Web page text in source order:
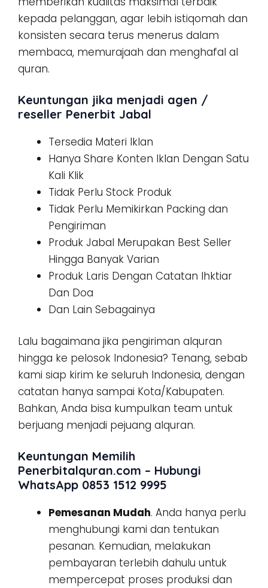
kepada pelanggan, agar lebih istiqomah dan
konsisten secara terus menerus dalam
membaca, memurajaah dan menghafal al
quran.
Keuntungan jika menjadi agen /
reseller Penerbit Jabal
Tersedia Materi Iklan
Hanya Share Konten Iklan Dengan Satu
Kali Klik
Tidak Perlu Stock Produk
Tidak Perlu Memikirkan Packing dan
Pengiriman
Produk Jabal Merupakan Best Seller
Hingga Banyak Varian
Produk Laris Dengan Catatan Ihktiar
Dan Doa
Dan Lain Sebagainya
Lalu bagaimana jika pengiriman alquran
hingga ke pelosok Indonesia? Tenang, sebab
kami siap kirim ke seluruh Indonesia, dengan
catatan hanya sampai Kota/Kabupaten.
Bahkan, Anda bisa kumpulkan team untuk
berjuang menjadi pejuang alquran.
Keuntungan Memilih
Penerbitalquran.com – Hubungi
WhatsApp 0853 1512 9995
Pemesanan Mudah. Anda hanya perlu
menghubungi kami dan tentukan
pesanan. Kemudian, melakukan
pembayaran terlebih dahulu untuk
mempercepat proses produksi dan